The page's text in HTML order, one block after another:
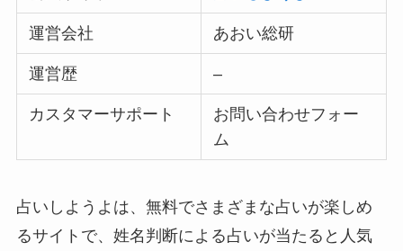
運営会社 あおい総研
運営歴 –
カスタマーサポート
お問い合わせフォー
ム
占いしようよは、無料でさまざまな占いが楽しめ
るサイトで、姓名判断による占いが当たると人気